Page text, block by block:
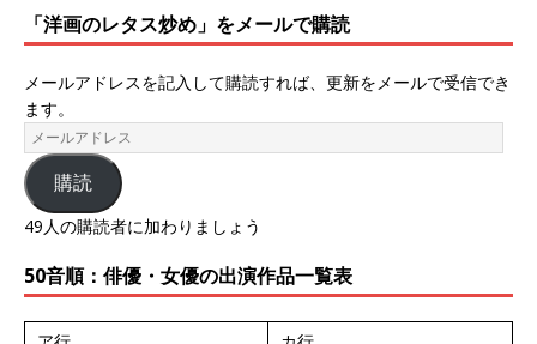
「洋画のレタス炒め」をメールで購読
メールアドレスを記入して購読すれば、更新をメールで受信でき
ます。
購読
49人の購読者に加わりましょう
50音順：俳優・女優の出演作品一覧表